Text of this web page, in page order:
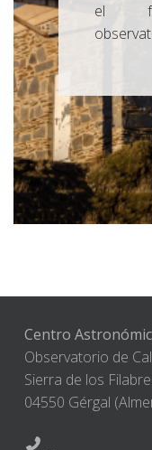
el
Centro
Observatorio de
Sierra de los
04550 Gérgal